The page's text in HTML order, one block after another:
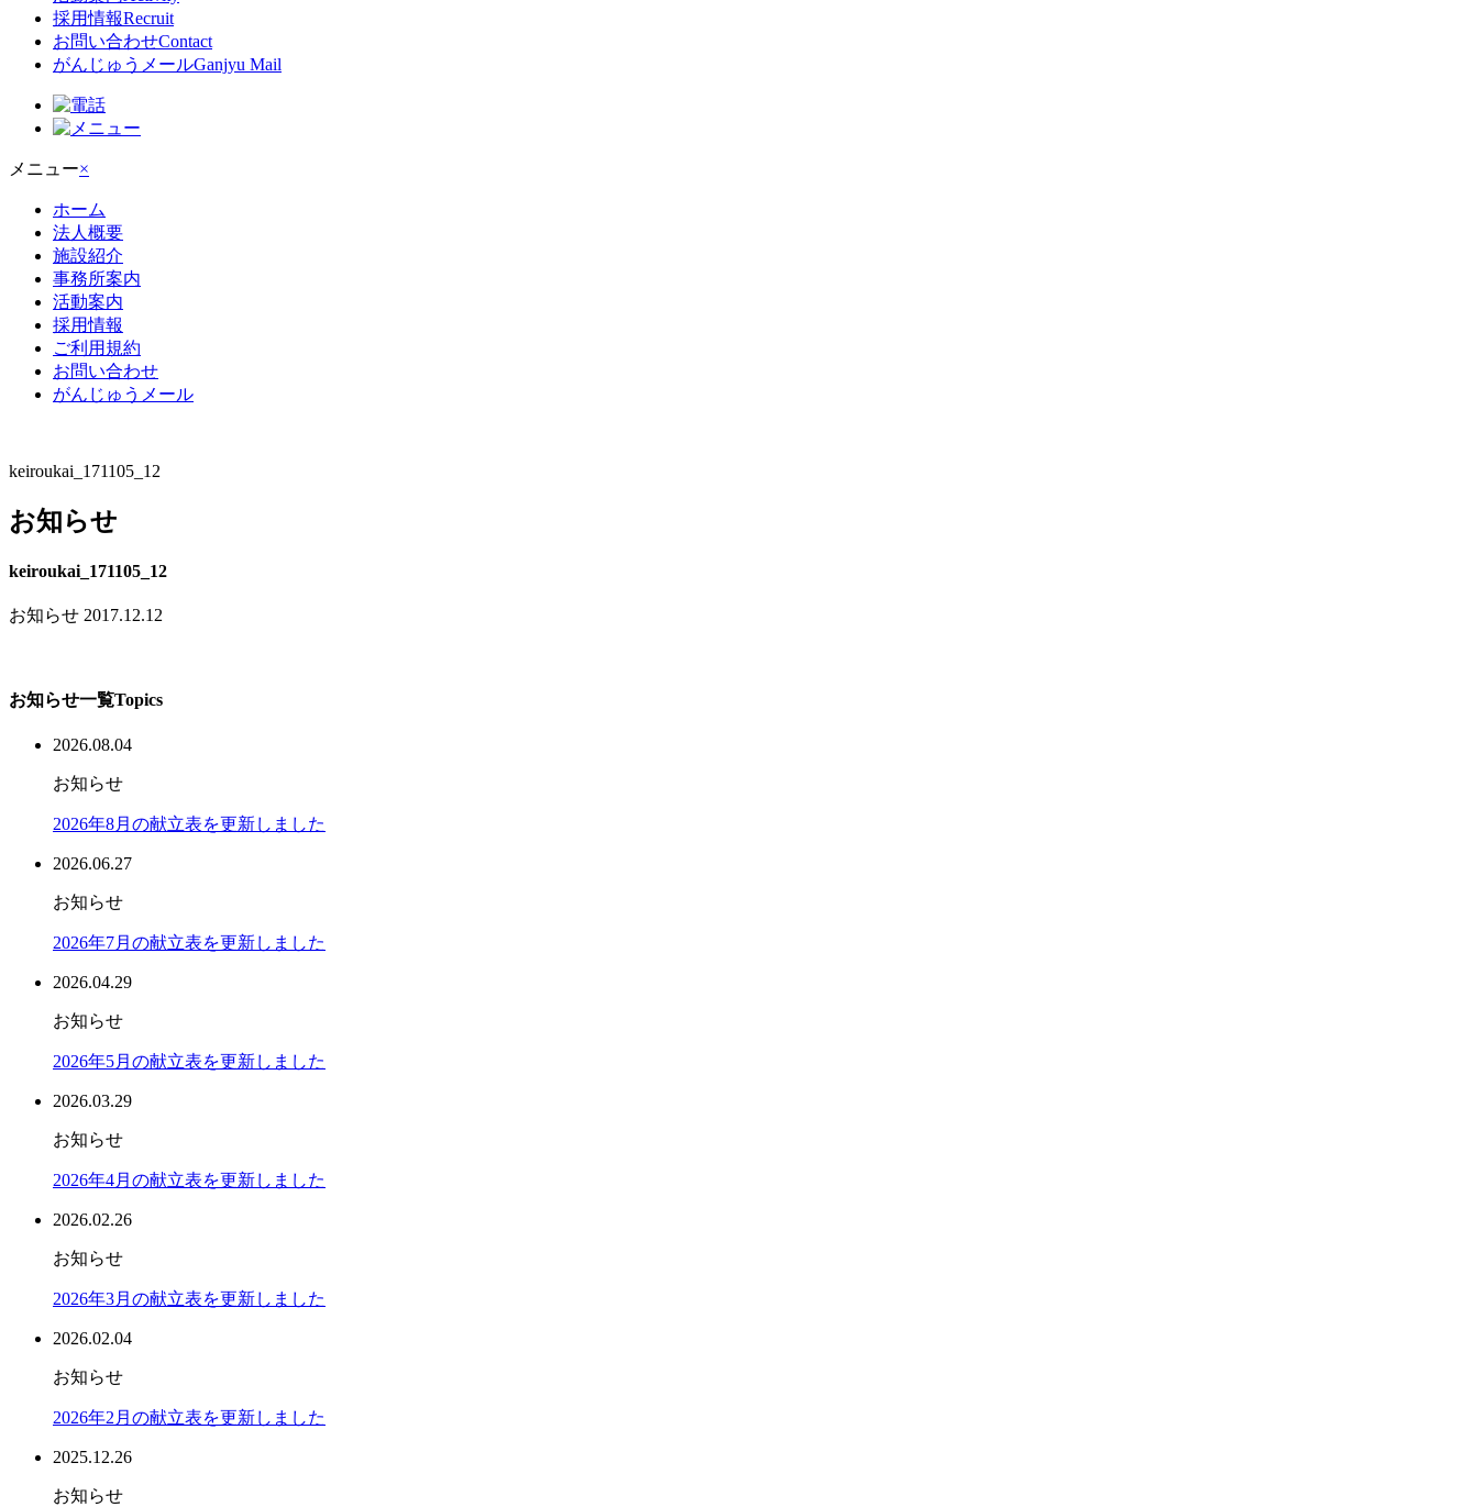
採用情報Recruit
お問い合わせContact
がんじゅうメールGanjyu Mail
メニュー×
ホーム
法人概要
施設紹介
事務所案内
活動案内
採用情報
ご利用規約
お問い合わせ
がんじゅうメール
keiroukai_171105_12
お知らせ
keiroukai_171105_12
お知らせ 2017.12.12
お知らせ一覧Topics
2026.08.04
お知らせ
2026年8月の献立表を更新しました
2026.06.27
お知らせ
2026年7月の献立表を更新しました
2026.04.29
お知らせ
2026年5月の献立表を更新しました
2026.03.29
お知らせ
2026年4月の献立表を更新しました
2026.02.26
お知らせ
2026年3月の献立表を更新しました
2026.02.04
お知らせ
2026年2月の献立表を更新しました
2025.12.26
お知らせ